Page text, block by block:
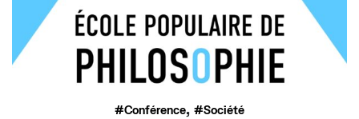
Conférence, Société